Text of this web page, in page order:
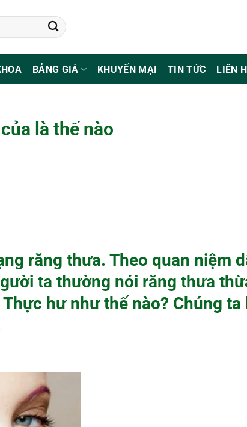
BẢNG GIÁ KHUYẾN MẠI TIN TỨC LIÊN
là thế nào
răng thưa. Theo quan niệm
ta thường nói răng thưa
hư như thế nào? Chúng ta